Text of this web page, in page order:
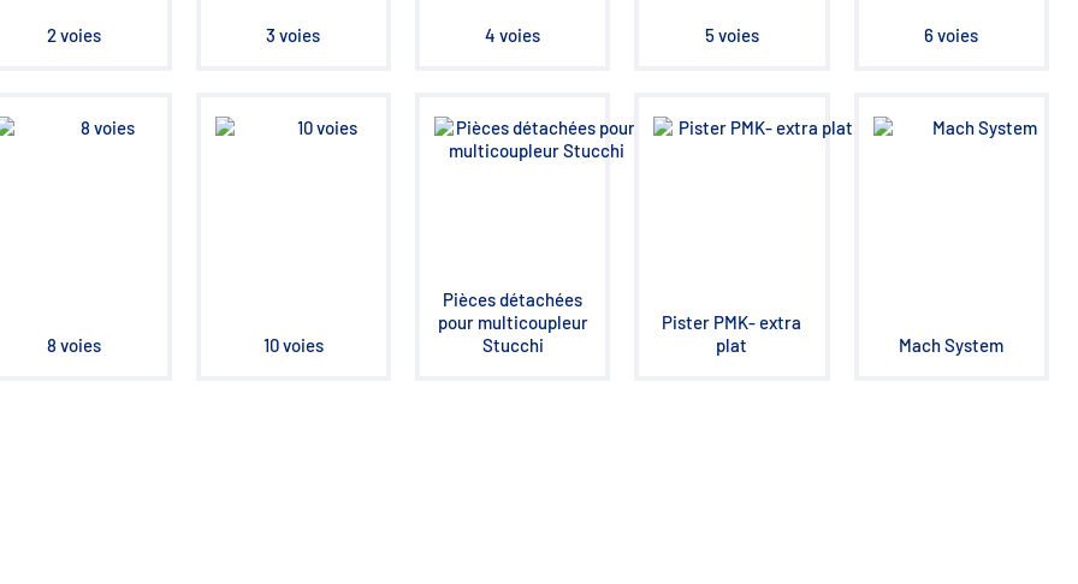
2 voies 3 voies 4 voies 5 voies 6 voies
8 voies 10 voies
Pièces détachées
pour multicoupleur
Stucchi
Pister PMK- extra
plat
Mach System